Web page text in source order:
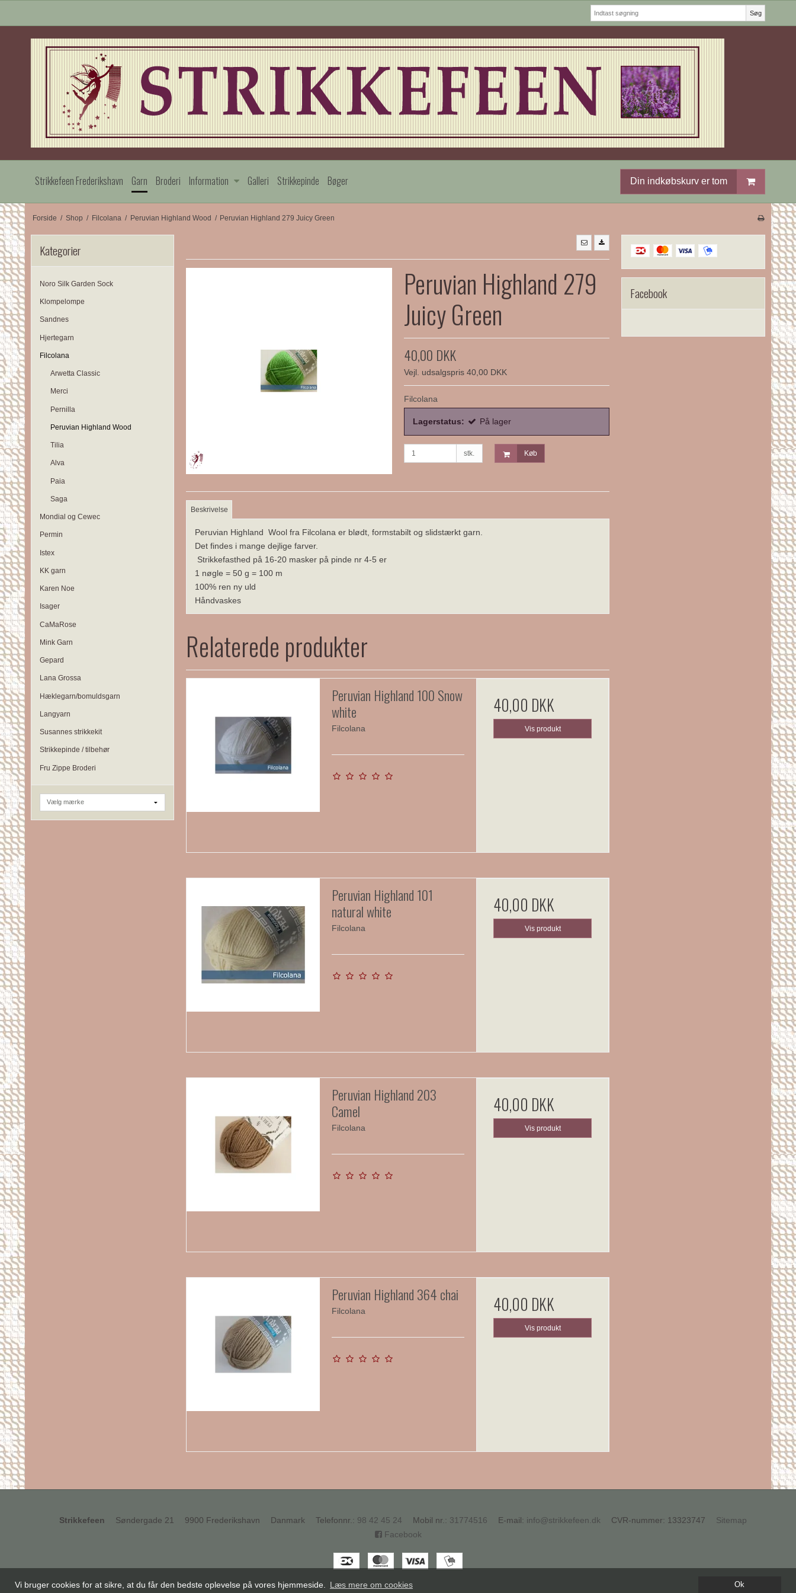
Vi bruger cookies for at sikre, at du får den bedste oplevelse på vores hjemmeside. Læs mere om cookies Ok
Søg
Strikkefeen Frederikshavn Garn Broderi Information Galleri Strikkepinde Bøger Din indkøbskurv er tom
Forside / Shop / Filcolana / Peruvian Highland Wood / Peruvian Highland 279 Juicy Green
Kategorier
Noro Silk Garden Sock
Klompelompe
Sandnes
Hjertegarn
Filcolana
Arwetta Classic
Merci
Pernilla
Peruvian Highland Wood
Tilia
Alva
Paia
Saga
Mondial og Cewec
Permin
Istex
KK garn
Karen Noe
Isager
CaMaRose
Mink Garn
Gepard
Lana Grossa
Hæklegarn/bomuldsgarn
Langyarn
Susannes strikkekit
Strikkepinde / tilbehør
Fru Zippe Broderi
Peruvian Highland 279
Juicy Green
40,00 DKK
Vejl. udsalgspris 40,00 DKK
Filcolana
Lagerstatus: På lager
stk. Køb
Beskrivelse
Peruvian Highland Wool fra Filcolana er blødt, formstabilt og slidstærkt garn.
Det findes i mange dejlige farver.
Strikkefasthed på 16-20 masker på pinde nr 4-5 er
1 nøgle = 50 g = 100 m
100% ren ny uld
Håndvaskes
Relaterede produkter
Peruvian Highland 100 Snow
white
Filcolana
40,00 DKK
Vis produkt
Peruvian Highland 101
natural white
Filcolana
40,00 DKK
Vis produkt
Peruvian Highland 203
Camel
Filcolana
40,00 DKK
Vis produkt
Peruvian Highland 364 chai
Filcolana 40,00 DKK
Vis produkt
Facebook
Strikkefeen Søndergade 21 9900 Frederikshavn Danmark Telefonnr. : 98 42 45 24 Mobil nr. : 31774516 E-mail: info@strikkefeen.dk CVR-nummer: 13323747
Sitemap
Facebook